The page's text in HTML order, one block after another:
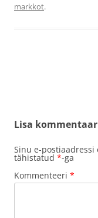
markkot.
Lisa kommentaar
Sinu e-postiaadressi
tähistatud *-ga
Kommenteeri *